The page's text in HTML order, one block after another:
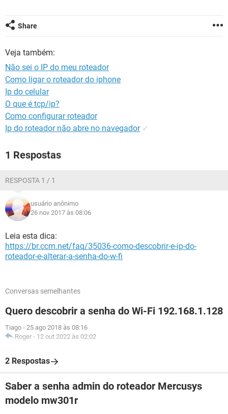
INSTAGRAM
Share
Veja também:
Não sei o IP do meu roteador
Como ligar o roteador do iphone
Ip do celular
O que é tcp/ip?
Como configurar roteador
Ip do roteador não abre no navegador ✓
1 Respostas
RESPOSTA 1 / 1
usuário anônimo
26 nov 2017 às 08:06
Leia esta dica:
https://br.ccm.net/faq/35036-como-descobrir-e-ip-do-
roteador-e-alterar-a-senha-do-w-fi
Conversas semelhantes
Quero descobrir a senha do Wi-Fi 192.168.1.128
Tiago - 25 ago 2018 às 08:16
Roger - 12 out 2022 às 02:02
2 Respostas
Saber a senha admin do roteador Mercusys
modelo mw301r